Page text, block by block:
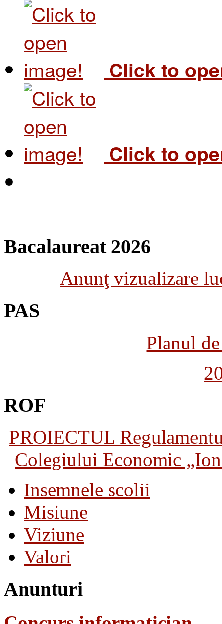
Click to
Click to
Bacalaureat 2026
Anunţ vizualizare
PAS
Planul
ROF
PROIECTUL
Colegiului Economic
Insemnele scolii
Misiune
Viziune
Valori
Anunturi